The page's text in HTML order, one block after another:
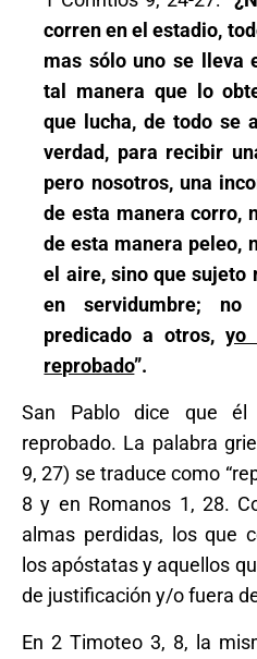
corren en el estadio,
mas sólo uno se lleva
tal manera que lo
que lucha, de todo se
verdad, para recibir
pero nosotros, una
de esta manera corro,
de esta manera peleo,
el aire, sino que sujeto
en servidumbre; no
predicado a otros,yo
reprobado”.
San Pablo dice que
reprobado. La palabra
9, 27) se traduce como
8 y en Romanos 1, 28.
almas perdidas, los que
los apóstatas y aquellos
de justificación y/o fuera
En 2 Timoteo 3, 8, la